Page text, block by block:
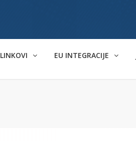
LINKOVI EU INTEGRACIJE